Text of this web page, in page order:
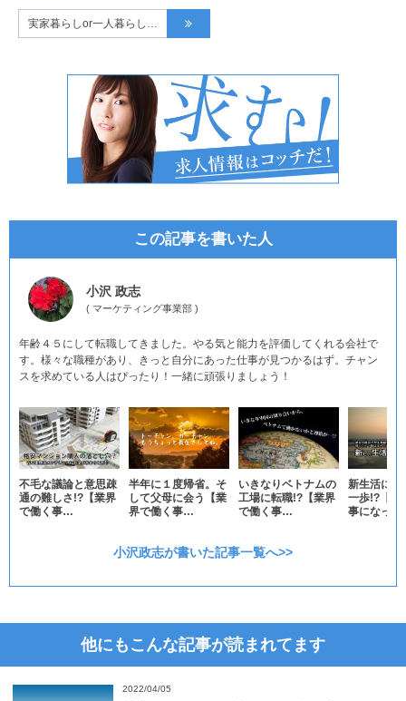
実家暮らしor一人暮らし…
この記事を書いた人
小沢 政志
( マーケティング事業部 )
年齢４５にして転職してきました。やる気と能力を評価してくれる会社で
す。様々な職種があり、きっと自分にあった仕事が見つかるはず。チャン
スを求めている人はぴったり！一緒に頑張りましょう！
不毛な議論と意思疎
通の難しさ!?【業界
で働く事…
半年に１度帰省。そ
して父母に会う【業
界で働く事…
いきなりベトナムの
工場に転職!?【業界
で働く事…
新生活に向
一歩!?【業
事になっ…
小沢政志が書いた記事一覧へ>>
他にもこんな記事が読まれてます
2022/04/05